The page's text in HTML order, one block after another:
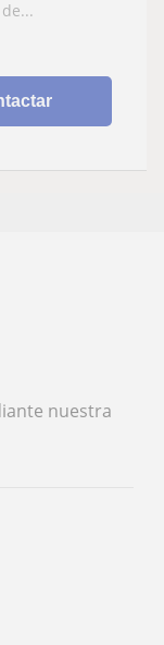
nuestra